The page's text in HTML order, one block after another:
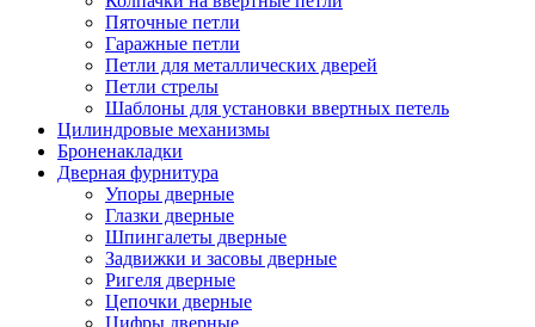
Пяточные петли
Гаражные петли
Петли для металлических дверей
Петли стрелы
Шаблоны для установки ввертных петель
Цилиндровые механизмы
Броненакладки
Дверная фурнитура
Упоры дверные
Глазки дверные
Шпингалеты дверные
Задвижки и засовы дверные
Ригеля дверные
Цепочки дверные
Цифры дверные